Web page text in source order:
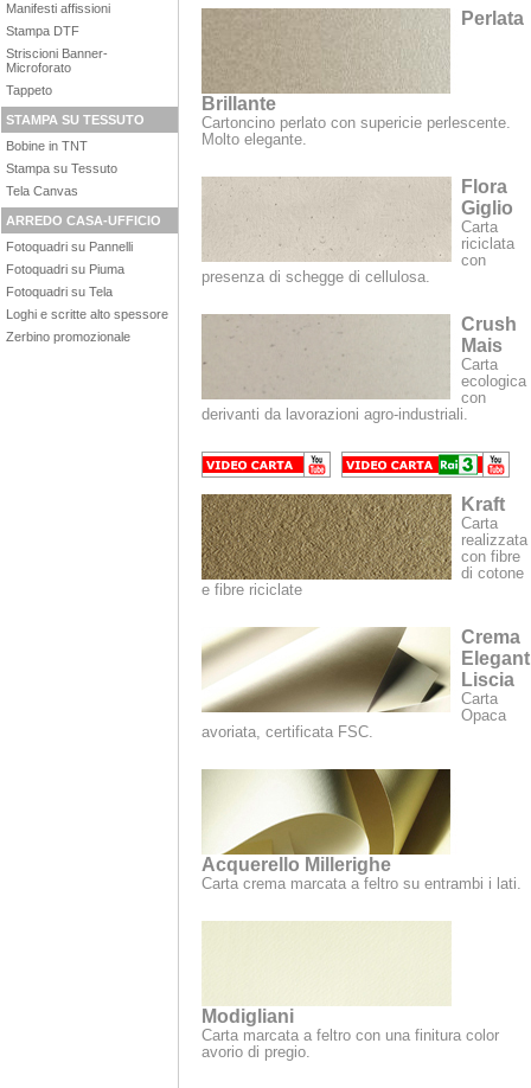
Manifesti affissioni
Stampa DTF
Striscioni Banner-
Microforato
Tappeto
STAMPA SU TESSUTO
Bobine in TNT
Stampa su Tessuto
Tela Canvas
ARREDO CASA-UFFICIO
Fotoquadri su Pannelli
Fotoquadri su Piuma
Fotoquadri su Tela
Loghi e scritte alto spessore
Zerbino promozionale
Perlata
Brillante
Cartoncino perlato con supericie perlescente.
Molto elegante.
Flora
Giglio
Carta
riciclata
con
presenza di schegge di cellulosa.
Crush
Mais
Carta
ecologica
con
derivanti da lavorazioni agro-industriali.
Kraft
Carta
realizzata
con fibre
di cotone
e fibre riciclate
Crema
Elegant
Liscia
Carta
Opaca
avoriata, certificata FSC.
Acquerello Millerighe
Carta crema marcata a feltro su entrambi i lati.
Modigliani
Carta marcata a feltro con una finitura color
avorio di pregio.